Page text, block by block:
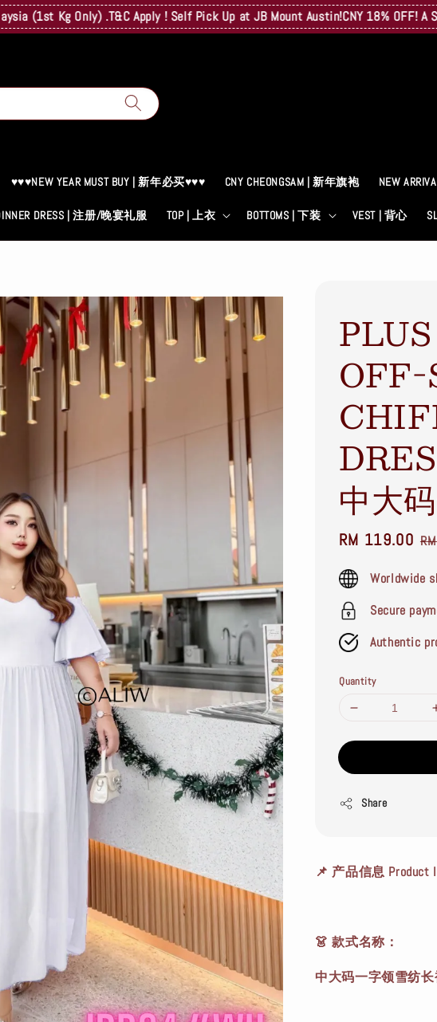
Kg Only) .T&C Apply ! Self Pick Up at JB Mount Austin!CNY 18% OFF! A
♥♥♥NEW YEAR MUST BUY | 新年必买♥♥♥ CNY CHEONGSAM | 新年旗袍 NEW
DRESS | 注册/晚宴礼服 TOP | 上衣 BOTTOMS | 下装 VEST | 背心
中大
Sale
RM 119.00
Worldwide
Secure
Authentic
Quantity
Share
📌 产品信息 Product
👗 款式名称：
中大码一字领雪纺